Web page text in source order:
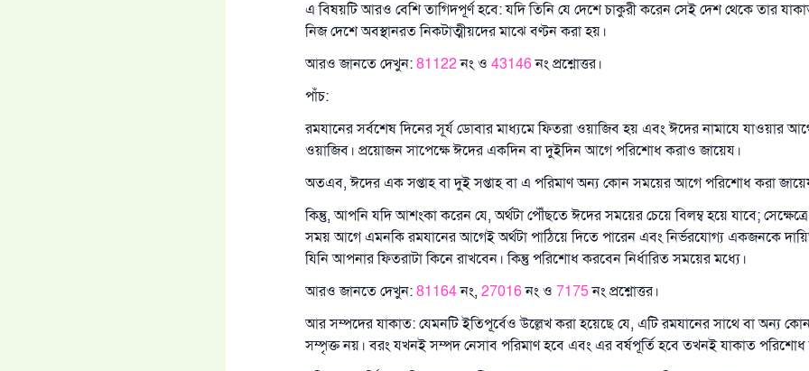
এ বিষয়টি আরও বেশি তাগিদপূর্ণ হবে: যদি তিনি যে দেশে চাকুরী করেন সেই দেশ থেকে তার
নিজ দেশে অবস্থানরত নিকটাত্মীয়দের মাঝে বণ্টন করা হয়।
আরও জানতে দেখুন: 81122নং ও 43146নং প্রশ্নোত্তর।
পাঁচ:
রমযানের সর্বশেষ দিনের সূর্য ডোবার মাধ্যমে ফিতরা ওয়াজিব হয় এবং ঈদের নামাযে যাওয়ার
ওয়াজিব। প্রয়োজন সাপেক্ষে ঈদের একদিন বা দুইদিন আগে পরিশোধ করাও জায়েয।
অতএব, ঈদের এক সপ্তাহ বা দুই সপ্তাহ বা এ পরিমাণ অন্য কোন সময়ের আগে পরিশোধ করা
কিন্তু, আপনি যদি আশংকা করেন যে, অর্থটা পৌঁছতে ঈদের সময়ের চেয়ে বিলম্ব হয়ে যাবে;
সময় আগে এমনকি রমযানের আগেই অর্থটা পাঠিয়ে দিতে পারেন এবং নির্ভরযোগ্য একজনকে
যিনি আপনার ফিতরাটা কিনে রাখবেন। কিন্তু পরিশোধ করবেন নির্ধারিত সময়ের মধ্যে।
আরও জানতে দেখুন: 81164নং, 27016নং ও 7175নং প্রশ্নোত্তর।
আর সম্পদের যাকাত: যেমনটি ইতিপূর্বেও উল্লেখ করা হয়েছে যে, এটি রমযানের সাথে বা অন্য
সম্পৃক্ত নয়। বরং যখনই সম্পদ নেসাব পরিমাণ হবে এবং এর বর্ষপূর্তি হবে তখনই যাকাত পরিশোধ
উত্তর নম্বর ১১০৮৪৫ একটি বিবাহ রক্ষা করেছিল।
উম্মাহকে উত্তর দিতে আমাদেরকে সহযোগিতা করুন
যে ব্যক্তি সৎ কর্মের পথ দেখাবে সে সৎকর্মকারীর সমান সওয়াব পাবে
(সহিহ মুসলিম; ১৮৯৩)